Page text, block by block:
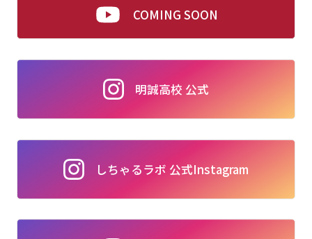
COMING SOON
明誠高校 公式
しちゃるラボ 公式Instagram